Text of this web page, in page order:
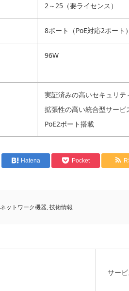
2～25（要ライセンス）
8ポート（PoE対応2ポー
96W
実証済みの高いセキュリテ
拡張性の高い統合型サービ
PoE2ポート搭載
Hatena Pocket
ネットワーク機器,技術情報
サー